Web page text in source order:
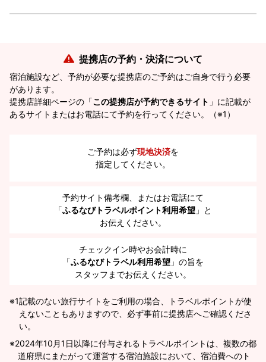
提携店の予約・決済について
宿泊施設など、予約が必要な提携店のご予約はご自身で行う必要
があります。
提携店詳細ページの「この提携店が予約できるサイト 」に記載が
あるサイトまたはお電話にて予約を行ってください。（※1）
ご予約は必ず現地決済を
指定してください。
予約サイト備考欄、またはお電話にて
「ふるなびトラベルポイント利用希望 」と
お伝えください。
チェックイン時やお会計時に
「ふるなびトラベル利用希望 」の旨を
スタッフまでお伝えください。
※1記載のない旅行サイトをご利用の場合、トラベルポイントが使
えないこともありますので、必ず事前に提携店へご確認くださ
い。
2024年10月1日以降に付与されるトラベルポイントは、複数の都
道府県にまたがって運営する宿泊施設において、宿泊費へのト